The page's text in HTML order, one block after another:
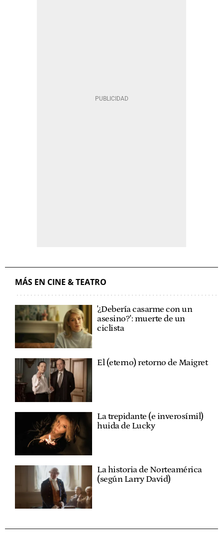
MÁS EN CINE & TEATRO
'¿Debería casarme con un
asesino?': muerte de un
ciclista
El (eterno) retorno de Maigret
La trepidante (e inverosímil)
huida de Lucky
La historia de Norteamérica
(según Larry David)